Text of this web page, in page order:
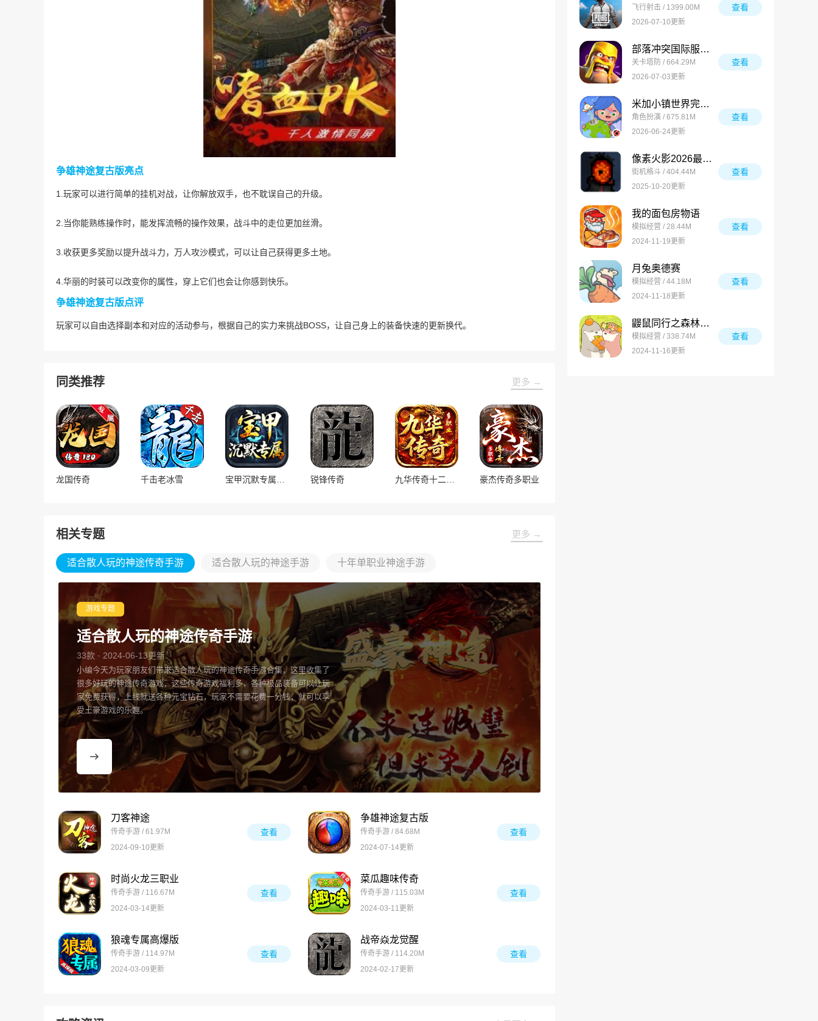
争雄神途复古版亮点
1.玩家可以进行简单的挂机对战，让你解放双手，也不耽误自己的升级。
2.当你能熟练操作时，能发挥流畅的操作效果，战斗中的走位更加丝滑。
3.收获更多奖励以提升战斗力，万人攻沙模式，可以让自己获得更多土地。
4.华丽的时装可以改变你的属性，穿上它们也会让你感到快乐。
争雄神途复古版点评
玩家可以自由选择副本和对应的活动参与，根据自己的实力来挑战BOSS，让自己身上的装备快速的更新换代。
同类推荐 更多 →
龙国传奇 千击老冰雪 锐锋传奇 豪杰传奇多职业
相关专题 更多 →
适合散人玩的神途传奇手游 适合散人玩的神途手游 十年单职业神途手游
游戏专题
适合散人玩的神途传奇手游
33款 · 2024-06-13更新
小编今天为玩家朋友们带来适合散人玩的神途传奇手游合集，这里收集了
很多好玩的神途传奇游戏，这些传奇游戏福利多，各种极品装备可以让玩
家免费获得，上线就送各种元宝钻石，玩家不需要花费一分钱，就可以享
受土豪游戏的乐趣。
刀客神途
传奇手游 / 61.97M
2024-09-10更新
查看
争雄神途复古版
传奇手游 / 84.68M
2024-07-14更新
查看
时尚火龙三职业
传奇手游 / 116.67M
2024-03-14更新
查看
菜瓜趣味传奇
传奇手游 / 115.03M
2024-03-11更新
查看
狼魂专属高爆版
传奇手游 / 114.97M
2024-03-09更新
查看
战帝焱龙觉醒
传奇手游 / 114.20M
2024-02-17更新
查看
飞行射击 / 1399.00M
2026-07-10更新
查看
部落冲突国际服最新版
关卡塔防 / 664.29M
2026-07-03更新
查看
米加小镇世界完整版
角色扮演 / 675.81M
2026-06-24更新
查看
像素火影2026最新版
街机格斗 / 404.44M
2025-10-20更新
查看
我的面包房物语
模拟经营 / 28.44M
2024-11-19更新
查看
月兔奥德赛
模拟经营 / 44.18M
2024-11-18更新
查看
鼹鼠同行之森林之家万圣节版
模拟经营 / 338.74M
2024-11-16更新
查看